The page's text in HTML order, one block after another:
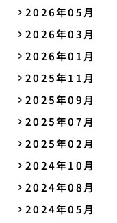
2026年05月
2026年03月
2026年01月
2025年11月
2025年09月
2025年07月
2025年02月
2024年10月
2024年08月
2024年05月